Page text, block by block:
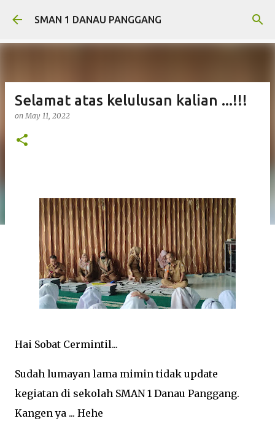
Skip to main content
SMAN 1 DANAU PANGGANG
Selamat atas kelulusan kalian ...!!!
onMay 11, 2022
Hai Sobat Cermintil...
Sudah lumayan lama mimin tidak update
kegiatan di sekolah SMAN 1 Danau Panggang.
Kangen ya ... Hehe